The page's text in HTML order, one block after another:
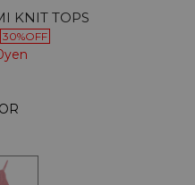
KNIT TOPS
30%OFF